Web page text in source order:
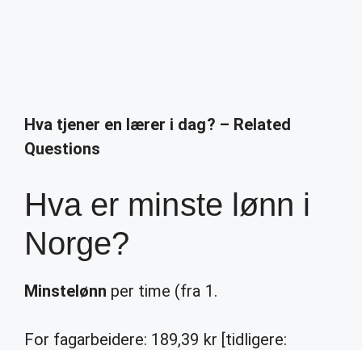
Hva tjener en lærer i dag? – Related
Questions
Hva er minste lønn i
Norge?
Minstelønn per time (fra 1.
For fagarbeidere: 189,39 kr [tidligere: